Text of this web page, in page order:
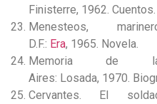
Finisterre, 1962. Cuentos.
Menesteos,
D.F.: Era, 1965. Novela.
Memoria de la
Aires: Losada, 1970.
Cervantes. El